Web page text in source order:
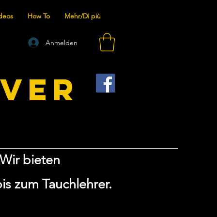
How To Mehr/Di più
Anmelden
bieten
zum Tauchlehrer.